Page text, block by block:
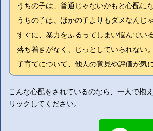
うちの子は、普通じゃないかもと心配にな
うちの子は、ほかの子よりもダメなんじ
すぐに、暴力をふるってしまい悩んでいる
落ち着きがなく、じっとしていられない。
子育てについて、他人の意見や評価が気に
こんな心配をされているのなら、一人で抱
リックしてください。